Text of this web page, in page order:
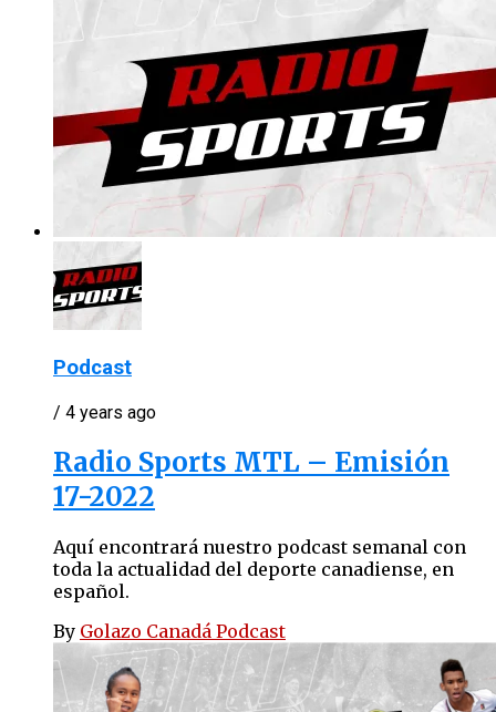
Podcast
/ 4 years ago
Radio Sports MTL – Emisión
17-2022
Aquí encontrará nuestro podcast semanal con
toda la actualidad del deporte canadiense, en
español.
By Golazo Canadá Podcast